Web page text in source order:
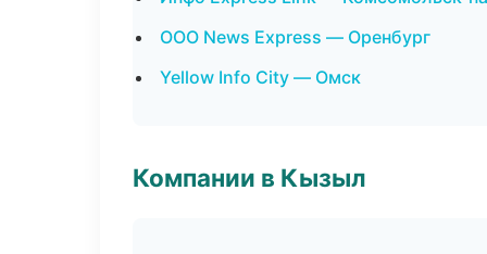
ООО News Express — Оренбург
Yellow Info City — Омск
Компании в Кызыл